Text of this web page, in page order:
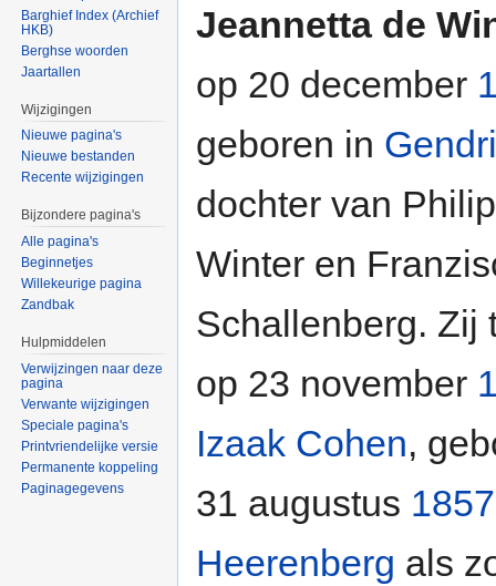
Jeannetta de
op 20 december
geboren in
dochter van
Winter en
Schallenberg. Zij
op 23 november
Izaak Cohen,
31 augustus 1857
Heerenberg als
Barghief Index (Archief
HKB)
Berghse woorden
Jaartallen
Wijzigingen
Nieuwe pagina's
Nieuwe bestanden
Recente wijzigingen
Bijzondere pagina's
Alle pagina's
Beginnetjes
Willekeurige pagina
Zandbak
Hulpmiddelen
Verwijzingen naar deze
pagina
Verwante wijzigingen
Speciale pagina's
Printvriendelijke versie
Permanente koppeling
Paginagegevens